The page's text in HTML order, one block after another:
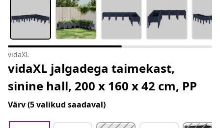
vidaXL
vidaXL jalgadega taimekast,
sinine hall, 200 x 160 x 42 cm, PP
Värv(5 valikud saadaval)